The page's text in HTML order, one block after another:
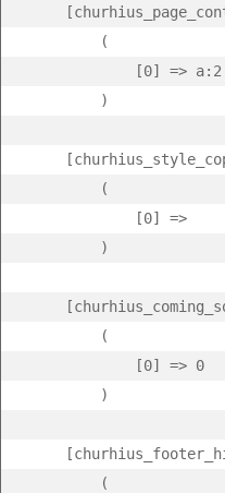
        (
[0] =>
        )
        (
            [0] =>
        )
        (
            [0] => 0
        )
        (